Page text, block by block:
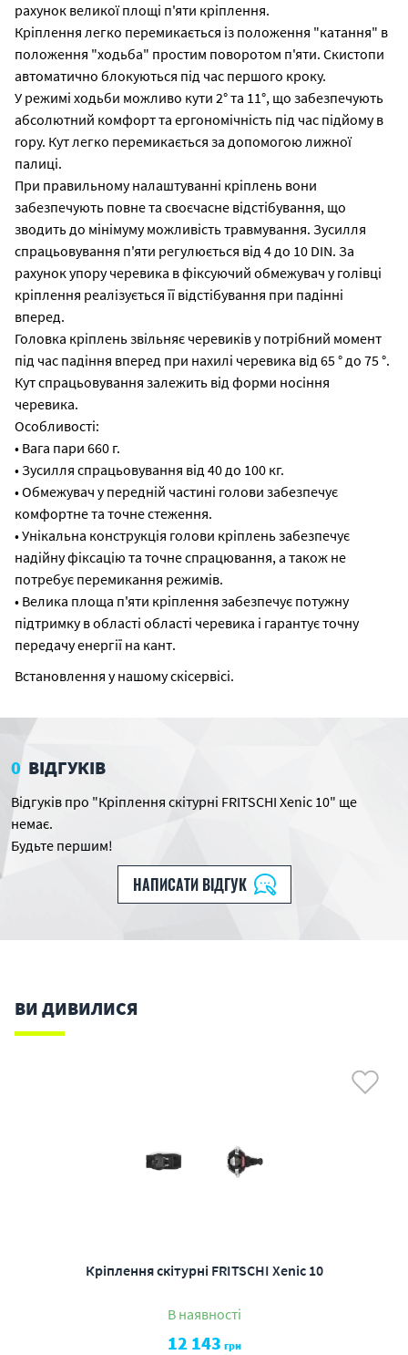
рахунок великої площі п'яти кріплення.
Кріплення легко перемикається із положення "катання" в
положення "ходьба" простим поворотом п'яти. Скистопи
автоматично блокуються під час першого кроку.
У режимі ходьби можливо кути 2° та 11°, що забезпечують
абсолютний комфорт та ергономічність під час підйому в
гору. Кут легко перемикається за допомогою лижної
палиці.
При правильному налаштуванні кріплень вони
забезпечують повне та своєчасне відстібування, що
зводить до мінімуму можливість травмування. Зусилля
спрацьовування п'яти регулюється від 4 до 10 DIN. За
рахунок упору черевика в фіксуючий обмежувач у голівці
кріплення реалізується її відстібування при падінні
вперед.
Головка кріплень звільняє черевиків у потрібний момент
під час падіння вперед при нахилі черевика від 65 ° до 75 °.
Кут спрацьовування залежить від форми носіння
черевика.
Особливості:
• Вага пари 660 г.
• Зусилля спрацьовування від 40 до 100 кг.
• Обмежувач у передній частині голови забезпечує
комфортне та точне стеження.
• Унікальна конструкція голови кріплень забезпечує
надійну фіксацію та точне спрацювання, а також не
потребує перемикання режимів.
• Велика площа п'яти кріплення забезпечує потужну
підтримку в області області черевика і гарантує точну
передачу енергії на кант.
Встановлення у нашому скісервісі.
0 ВІДГУКІВ
Відгуків про "Кріплення скітурні FRITSCHI Xenic 10" ще
немає.
Будьте першим!
НАПИСАТИ ВІДГУК
ВИ ДИВИЛИСЯ
Кріплення скітурні FRITSCHI Xenic 10
В наявності
12 143 грн